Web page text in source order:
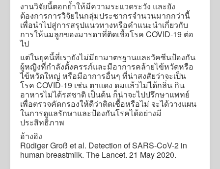
งานวิจัยนี้ตอกย้ำให้มีความระแวดระวัง และยัง
ต้องการการวิจัยในกลุ่มประชากรจำนวนมากกว่านี้
เพื่อนำไปสู่การสรุปแนวทางหรือคำแนะนำเกี่ยวกับ
การให้นมลูกของมารดาที่ติดเชื้อโรค COVID-19 ต่อ
ไป
แต่ในยุคนี้ที่เรายังไม่มียามาตรฐานและวัคซีนป้องกัน
ผู้หญิงที่กำลังตั้งครรภ์และมีอาการคล้ายไข้หวัดหรือ
ไข้หวัดใหญ่ หรือมีอาการอื่นๆ ที่น่าสงสัยว่าจะเป็น
โรค COVID-19 เช่น ตาแดง ดมแล้วไม่ได้กลิ่น กิน
อาหารไม่ได้รสชาติ เป็นต้น ก็น่าจะไปปรึกษาแพทย์
เพื่อตรวจคัดกรองให้ดีว่าติดเชื้อหรือไม่ จะได้วางแผน
ในการดูแลรักษาและป้องกันโรคได้อย่างมี
ประสิทธิภาพ
อ้างอิง
Rüdiger Groß et al. Detection of SARS-CoV-2 in
human breastmilk. The Lancet. 21 May 2020.